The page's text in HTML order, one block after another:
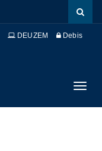
DEUZEM Debis